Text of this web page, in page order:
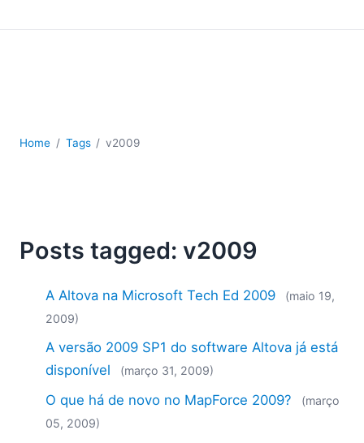
XML
2025
2020
2018
2017
2014
2013
2012
Home Tags v2009
Posts tagged: v2009
A Altova na Microsoft Tech Ed 2009
(maio 19,
2009)
A versão 2009 SP1 do software Altova já está
disponível
(março 31, 2009)
O que há de novo no MapForce 2009?
(março
05, 2009)